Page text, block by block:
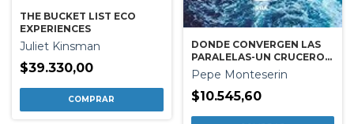
THE BUCKET LIST ECO
EXPERIENCES
Juliet Kinsman
$39.330,00
DONDE CONVERGEN LAS
PARALELAS-UN CRUCERO
POR EL BALTICO
Pepe Monteserin
$10.545,60